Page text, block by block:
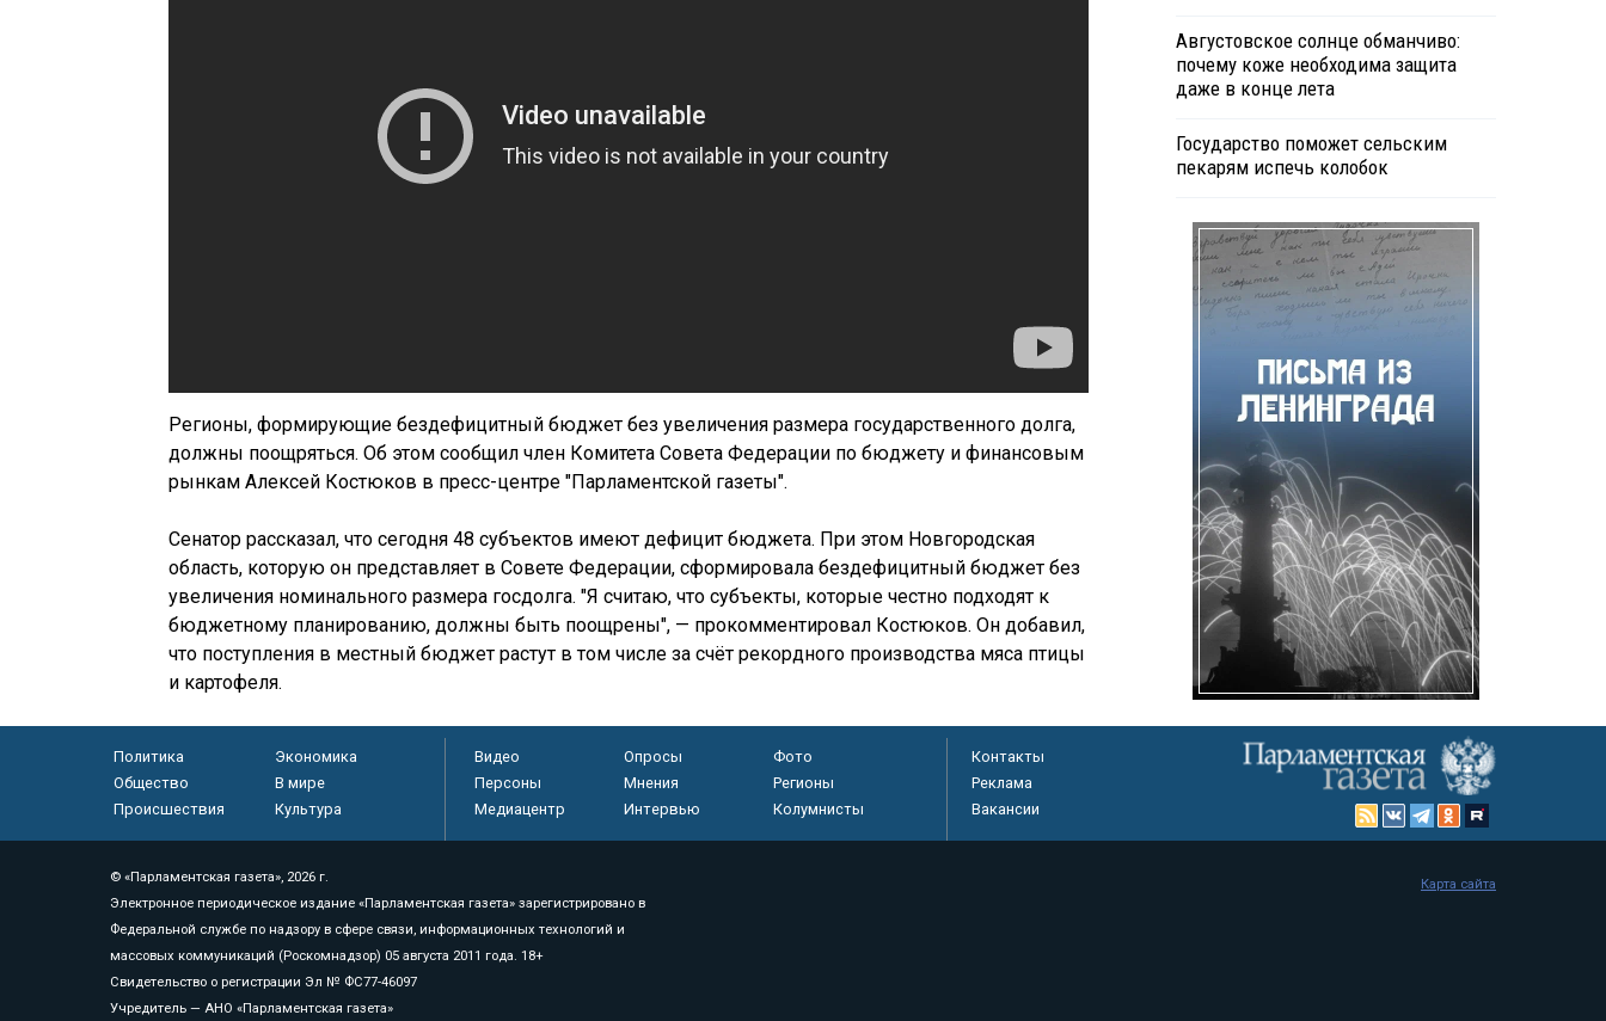
Регионы, формирующие бездефицитный бюджет без увеличения размера государственного долга,
должны поощряться. Об этом сообщил член Комитета Совета Федерации по бюджету и финансовым
рынкам Алексей Костюков в пресс-центре "Парламентской газеты".
Сенатор рассказал, что сегодня 48 субъектов имеют дефицит бюджета. При этом Новгородская
область, которую он представляет в Совете Федерации, сформировала бездефицитный бюджет без
увеличения номинального размера госдолга. "Я считаю, что субъекты, которые честно подходят к
бюджетному планированию, должны быть поощрены", — прокомментировал Костюков. Он добавил,
что поступления в местный бюджет растут в том числе за счёт рекордного производства мяса птицы
и картофеля.
Августовское солнце обманчиво:
почему коже необходима защита
даже в конце лета
Государство поможет сельским
пекарям испечь колобок
Политика
Экономика
Общество
В мире
Происшествия
Культура
Видео Опросы
Фото
Персоны
Мнения
Регионы
Медиацентр
Интервью Колумнисты
Контакты
Реклама
Вакансии
© «Парламентская газета», 2026 г.
Электронное периодическое издание «Парламентская газета» зарегистрировано в
Федеральной службе по надзору в сфере связи, информационных технологий и
массовых коммуникаций (Роскомнадзор) 05 августа 2011 года. 18+
Свидетельство о регистрации Эл № ФС77-46097
Учредитель — АНО «Парламентская газета»
Карта сайта